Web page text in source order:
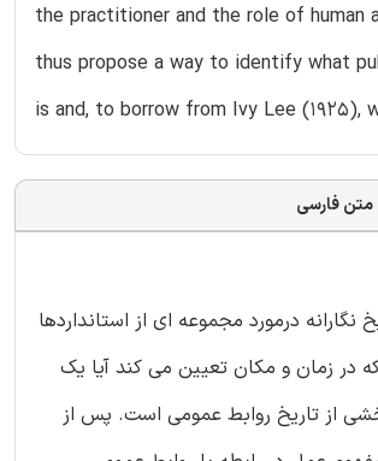
the practitioner and the role of human
thus propose a way to identify what
is and, to borrow from Ivy Lee (1925),
متن فارسی
نگارانه درمورد مجموعه ای از استانداردها
در زمان و مکان تعیین می کند آیا یک
از تاریخ روابط عمومی است. پس از